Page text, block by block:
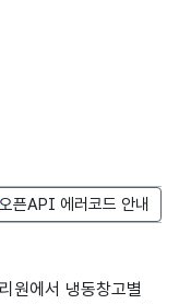
오픈API 에러코드 안내
원에서 냉동창고별